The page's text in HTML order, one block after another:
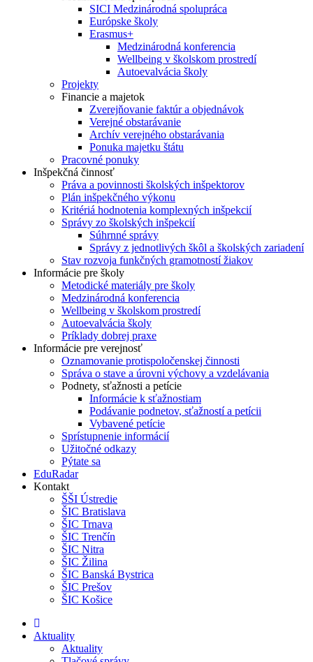
SICI Medzinárodná spolupráca
Európske školy
Erasmus+
Medzinárodná konferencia
Wellbeing v školskom prostredí
Autoevalvácia školy
Projekty
Financie a majetok
Zverejňovanie faktúr a objednávok
Verejné obstarávanie
Archív verejného obstarávania
Ponuka majetku štátu
Pracovné ponuky
Inšpekčná činnosť
Práva a povinnosti školských inšpektorov
Plán inšpekčného výkonu
Kritériá hodnotenia komplexných inšpekcií
Správy zo školských inšpekcií
Súhrnné správy
Správy z jednotlivých škôl a školských zariadení
Stav rozvoja funkčných gramotností žiakov
Informácie pre školy
Metodické materiály pre školy
Medzinárodná konferencia
Wellbeing v školskom prostredí
Autoevalvácia školy
Príklady dobrej praxe
Informácie pre verejnosť
Oznamovanie protispoločenskej činnosti
Správa o stave a úrovni výchovy a vzdelávania
Podnety, sťažnosti a petície
Informácie k sťažnostiam
Podávanie podnetov, sťažností a petícii
Vybavené petície
Sprístupnenie informácií
Užitočné odkazy
Pýtate sa
EduRadar
Kontakt
ŠŠI Ústredie
ŠIC Bratislava
ŠIC Trnava
ŠIC Trenčín
ŠIC Nitra
ŠIC Žilina
ŠIC Banská Bystrica
ŠIC Prešov
ŠIC Košice
Aktuality
Aktuality